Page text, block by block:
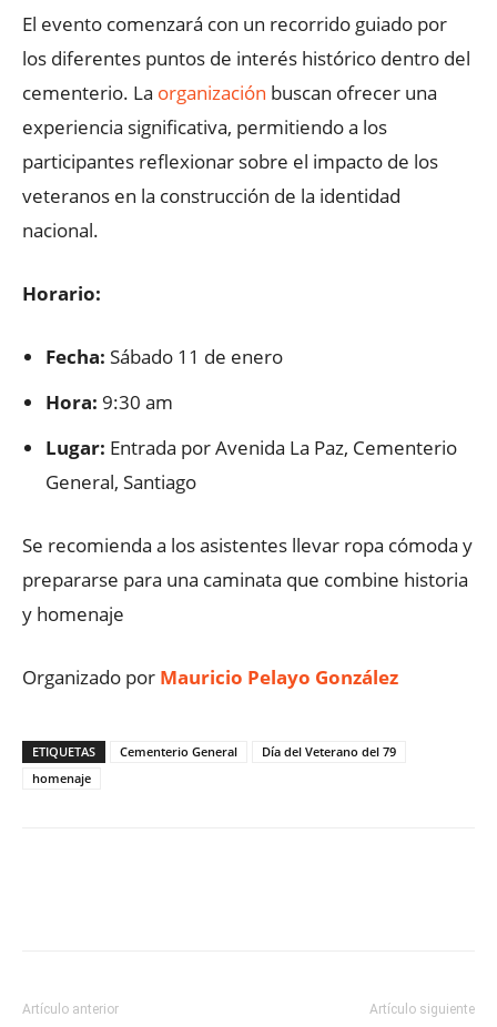
El evento comenzará con un recorrido guiado por
los diferentes puntos de interés histórico dentro del
cementerio. La organización buscan ofrecer una
experiencia significativa, permitiendo a los
participantes reflexionar sobre el impacto de los
veteranos en la construcción de la identidad
nacional.
Horario:
Fecha: Sábado 11 de enero
Hora: 9:30 am
Lugar: Entrada por Avenida La Paz, Cementerio
General, Santiago
Se recomienda a los asistentes llevar ropa cómoda y
prepararse para una caminata que combine historia
y homenaje
Organizado por Mauricio Pelayo González
ETIQUETAS Cementerio General
Día del Veterano del 79
homenaje
Artículo anterior Artículo siguiente